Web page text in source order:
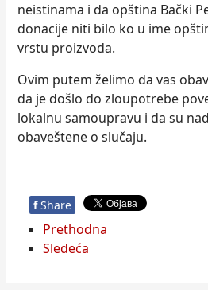
neistinama i da opština Bački
donacije niti bilo ko u ime
vrstu proizvoda.
Ovim putem želimo da vas
da je došlo do zloupotrebe
lokalnu samoupravu i da su
obaveštene o slučaju.
f Share
Prethodna
Sledeća